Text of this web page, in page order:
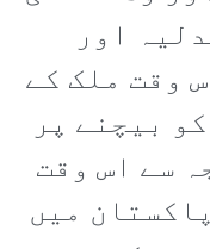
اور
وقت ملک کے
بیچنے پر
سے اس وقت
میں